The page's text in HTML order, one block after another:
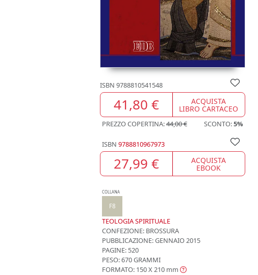
ISBN 9788810541548
41,80 € ACQUISTA
LIBRO CARTACEO
PREZZO COPERTINA:44,00 € SCONTO:5%
ISBN 9788810967973
27,99 € ACQUISTA
EBOOK
COLLANA
F8
TEOLOGIA SPIRITUALE
CONFEZIONE: BROSSURA
PUBBLICAZIONE:GENNAIO 2015
PAGINE: 520
PESO: 670 GRAMMI
FORMATO: 150 X 210 mm